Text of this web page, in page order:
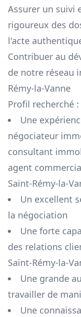
Assurer un suivi
rigoureux des
l'acte
Contribuer au
de notre réseau
Rémy-la-Vanne
Profil recherché :
Une
négociateur
consultant
agent
Saint-Rémy-la-
Un excellent
la négociation
Une forte
des relations
Saint-Rémy-la-
Une grande
travailler de
Une